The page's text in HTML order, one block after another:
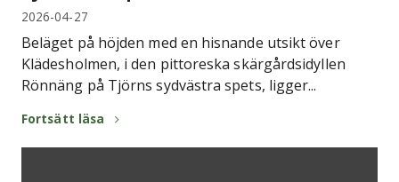
2026-04-27
Beläget på höjden med en hisnande utsikt över
Klädesholmen, i den pittoreska skärgårdsidyllen
Rönnäng på Tjörns sydvästra spets, ligger...
Fortsätt läsa